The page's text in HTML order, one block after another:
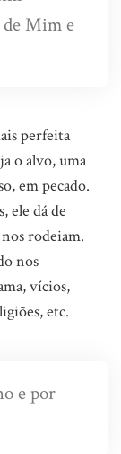
de Mim e
perfeita
o alvo, uma
em pecado.
ele dá de
rodeiam.
nos
vícios,
etc.
e por